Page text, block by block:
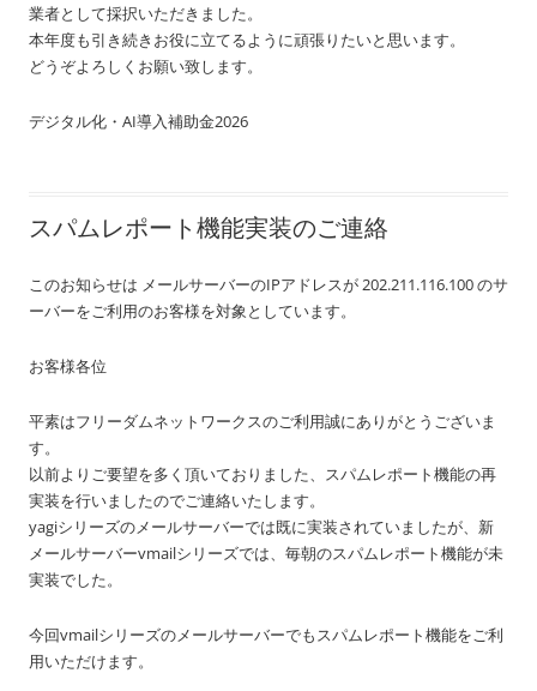
業者として採択いただきました。
本年度も引き続きお役に立てるように頑張りたいと思います。
どうぞよろしくお願い致します。
デジタル化・AI導入補助金2026
スパムレポート機能実装のご連絡
このお知らせは メールサーバーのIPアドレスが 202.211.116.100 のサ
ーバーをご利用のお客様を対象としています。
お客様各位
平素はフリーダムネットワークスのご利用誠にありがとうございま
す。
以前よりご要望を多く頂いておりました、スパムレポート機能の再
実装を行いましたのでご連絡いたします。
yagiシリーズのメールサーバーでは既に実装されていましたが、新
メールサーバーvmailシリーズでは、毎朝のスパムレポート機能が未
実装でした。
今回vmailシリーズのメールサーバーでもスパムレポート機能をご利
用いただけます。